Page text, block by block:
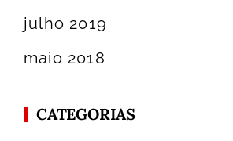
julho 2019
maio 2018
CATEGORIAS